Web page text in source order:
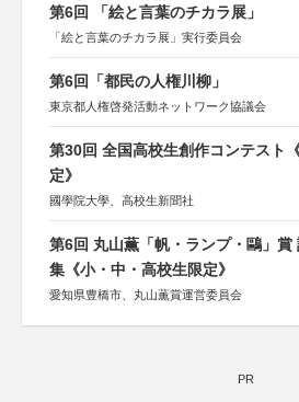
第6回 「絵と言葉のチカラ展」
「絵と言葉のチカラ展」実行委員会
第6回「都民の人権川柳」
東京都人権啓発活動ネットワーク協議会
第30回 全国高校生創作コンテスト
定》
國學院大學、高校生新聞社
第6回 丸山薫「帆・ランプ・鷗」賞
集《小・中・高校生限定》
愛知県豊橋市、丸山薫賞運営委員会
PR